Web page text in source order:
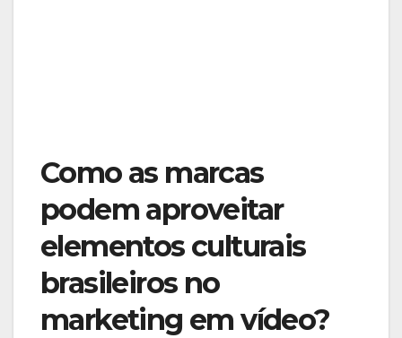
Como as marcas
podem aproveitar
elementos culturais
brasileiros no
marketing em vídeo?